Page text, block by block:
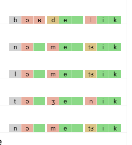
b ɔ ʁ d e l i k
n ɔ m e tʁ i k
l ɔ m e tʁ i k
t ɔ ʒ e n i k
n ɔ m e tʁ i k